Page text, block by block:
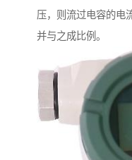
压，则流过电容的电
并与之成比例。